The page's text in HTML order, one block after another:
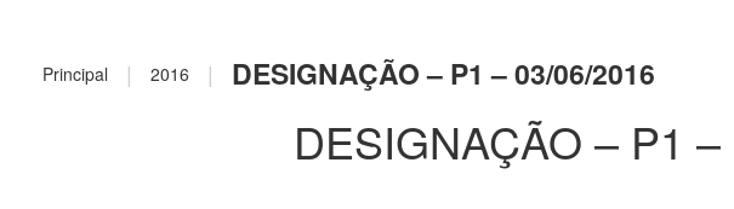
Principal | 2016 | DESIGNAÇÃO – P1 – 03/06/2016
DESIGNAÇÃO – P1